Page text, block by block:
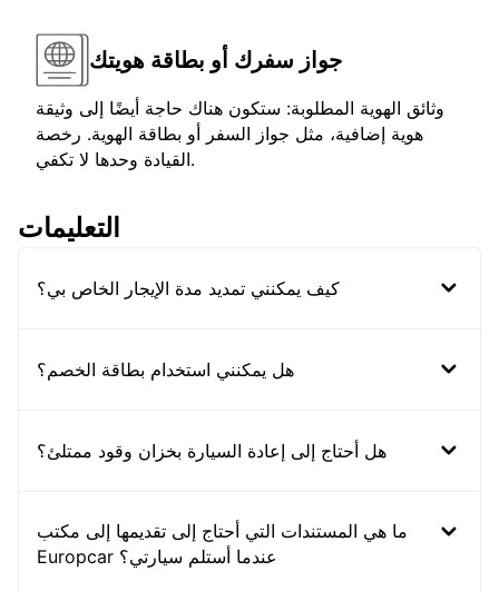
جواز سفرك أو بطاقة هويتك
وثائق الهوية المطلوبة: ستكون هناك حاجة أيضًا إلى وثيقة
هوية إضافية، مثل جواز السفر أو بطاقة الهوية. رخصة
القيادة وحدها لا تكفي.
التعليمات
كيف يمكنني تمديد مدة الإيجار الخاص بي؟
هل يمكنني استخدام بطاقة الخصم؟
هل أحتاج إلى إعادة السيارة بخزان وقود ممتلئ؟
ما هي المستندات التي أحتاج إلى تقديمها إلى مكتب
Europcar عندما أستلم سيارتي؟